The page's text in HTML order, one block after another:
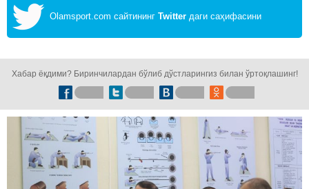
Olamsport.com сайтининг Twitter даги саҳифасини
Хабар ёқдими? Биринчилардан бўлиб дўстларингиз билан ўртоқлашинг!